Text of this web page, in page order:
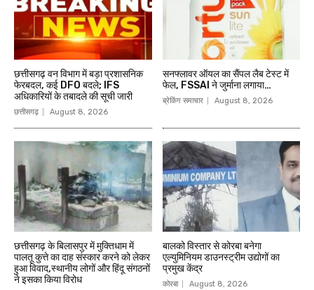
छत्तीसगढ़ वन विभाग में बड़ा प्रशासनिक
फेरबदल, कई DFO बदले; IFS
अधिकारियों के तबादले की सूची जारी
छत्तीसगढ़ August 8, 2026
सनफ्लावर ऑयल का सैंपल लैब टेस्ट में
फेल, FSSAI ने जुर्माना लगाया…
ब्रेकिंग समाचार August 8, 2026
छत्तीसगढ़ के बिलासपुर में मुक्तिधाम में
पालतू कुत्ते का दाह संस्कार करने को लेकर
हुआ विवाद,स्थानीय लोगों और हिंदू संगठनों
ने इसका किया विरोध
बालको विस्तार से कोरबा बनेगा
एल्युमिनियम डाउनस्ट्रीम उद्योगों का
प्रमुख केंद्र
कोरबा August 8, 2026